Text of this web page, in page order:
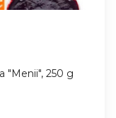
"Menii", 250 g